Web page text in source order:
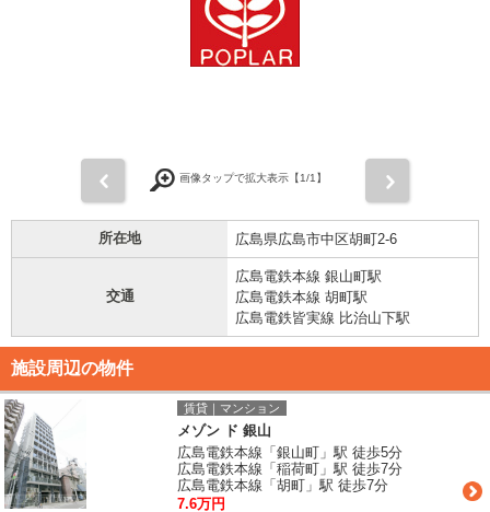
画像タップで拡大表示【1/1】
所在地 広島県広島市中区胡町2-6
交通
広島電鉄本線 銀山町駅
広島電鉄本線 胡町駅
広島電鉄皆実線 比治山下駅
施設周辺の物件
賃貸｜マンション
メゾン ド 銀山
広島電鉄本線「銀山町」駅 徒歩5分
広島電鉄本線「稲荷町」駅 徒歩7分
広島電鉄本線「胡町」駅 徒歩7分
7.6万円